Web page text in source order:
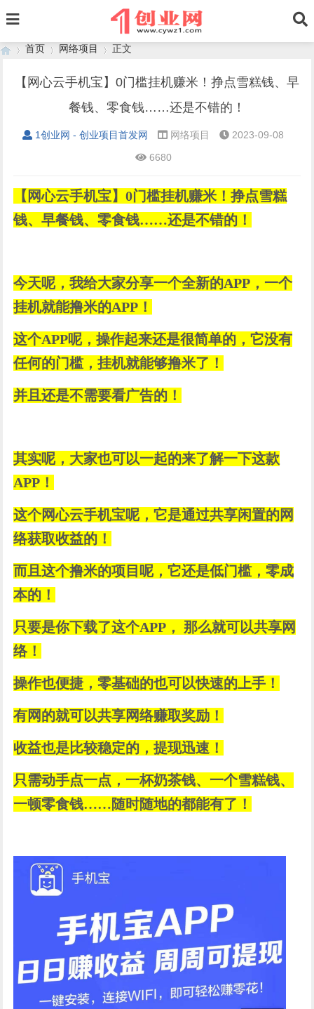
首页 网络项目 正文
【网心云手机宝】0门槛挂机赚米！挣点雪糕钱、早
餐钱、零食钱……还是不错的！
1创业网 - 创业项目首发网 网络项目
2023-09-08
6680
【网心云手机宝】0门槛挂机赚米！挣点雪糕
钱、早餐钱、零食钱……还是不错的！
今天呢，我给大家分享一个全新的APP，一个
挂机就能撸米的APP！
这个APP呢，操作起来还是很简单的，它没有
任何的门槛，挂机就能够撸米了！
并且还是不需要看广告的！
其实呢，大家也可以一起的来了解一下这款
APP！
这个网心云手机宝呢，它是通过共享闲置的网
络获取收益的！
而且这个撸米的项目呢，它还是低门槛，零成
本的！
只要是你下载了这个APP， 那么就可以共享网
络！
操作也便捷，零基础的也可以快速的上手！
有网的就可以共享网络赚取奖励！
收益也是比较稳定的，提现迅速！
只需动手点一点，一杯奶茶钱、一个雪糕钱、
一顿零食钱……随时随地的都能有了！